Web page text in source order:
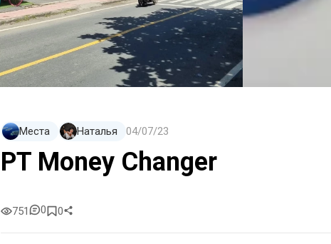
Места Наталья 04/07/23
PT Money Changer
751 0 0